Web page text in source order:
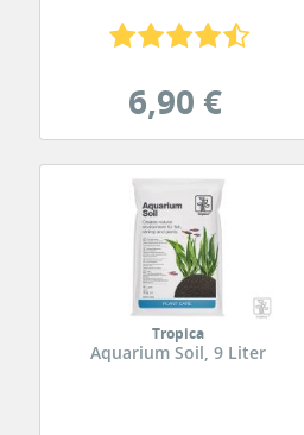
6,90 €
Tropica
Aquarium Soil, 9 Liter